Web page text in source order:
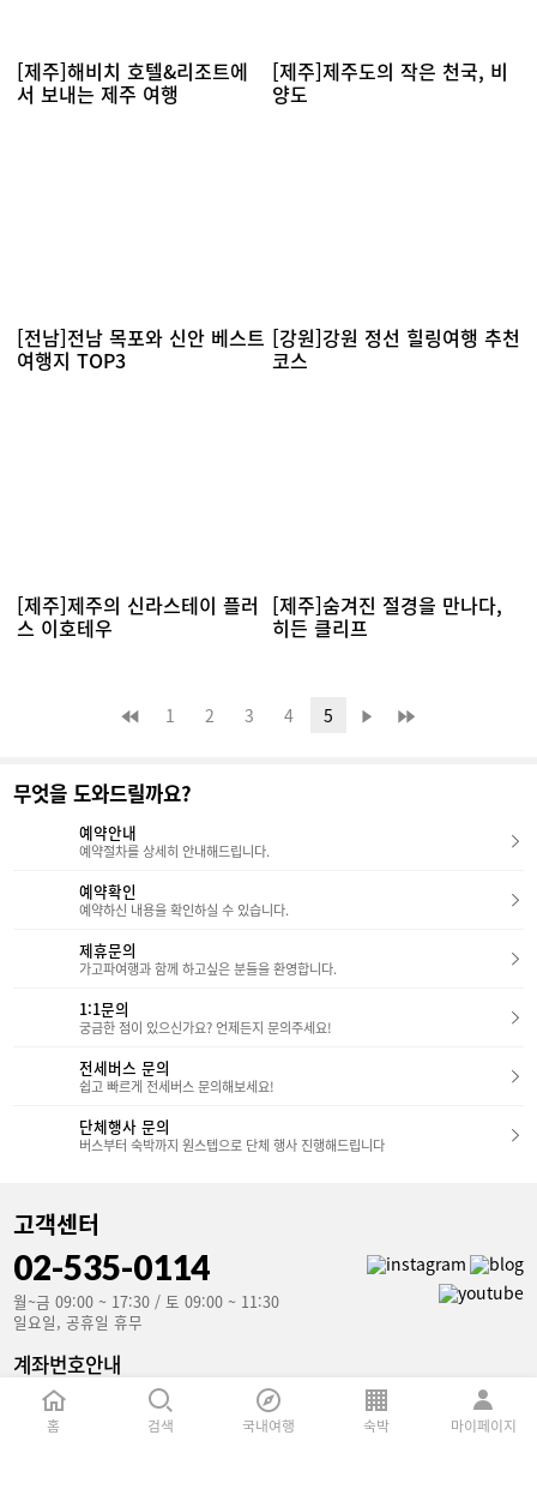
[제주]해비치 호텔&리조트에
서 보내는 제주 여행
[제주]제주도의 작은 천국, 비
양도
[전남]전남 목포와 신안 베스트
여행지 TOP3
[강원]강원 정선 힐링여행 추천
코스
[제주]제주의 신라스테이 플러
스 이호테우
[제주]숨겨진 절경을 만나다,
히든 클리프
1 2 3 4 5
무엇을 도와드릴까요?
예약안내
예약절차를 상세히 안내해드립니다.
예약확인
예약하신 내용을 확인하실 수 있습니다.
제휴문의
가고파여행과 함께 하고싶은 분들을 환영합니다.
1:1문의
궁금한 점이 있으신가요? 언제든지 문의주세요!
전세버스 문의
쉽고 빠르게 전세버스 문의해보세요!
단체행사 문의
버스부터 숙박까지 원스텝으로 단체 행사 진행해드립니다
고객센터
02-535-0114
월~금 09:00 ~ 17:30 / 토 09:00 ~ 11:30
일요일, 공휴일 휴무
계좌번호안내
국민은행(예금주 : 가고파여행)
853801-04-106907
홈 검색 국내여행 숙박 마이페이지